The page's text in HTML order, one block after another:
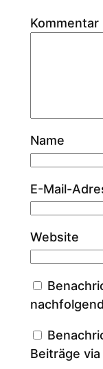
Kommentar
Name
E-Mail-
Website
Beiträge via